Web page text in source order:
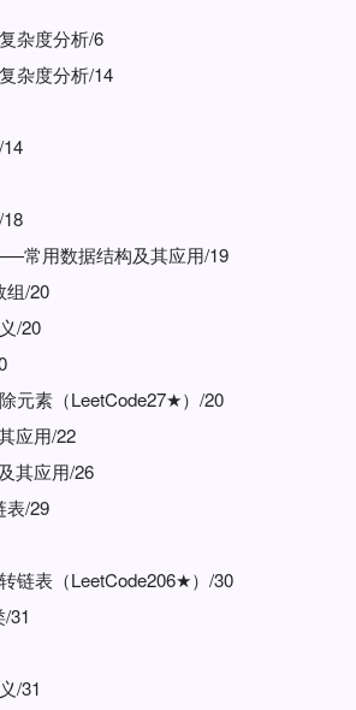
杂度分析/6
杂度分析/14
常用数据结构及其应用/19
/20
/20
元素（LeetCode27★）/20
应用/22
其应用/26
/29
链表（LeetCode206★）/30
31
/31